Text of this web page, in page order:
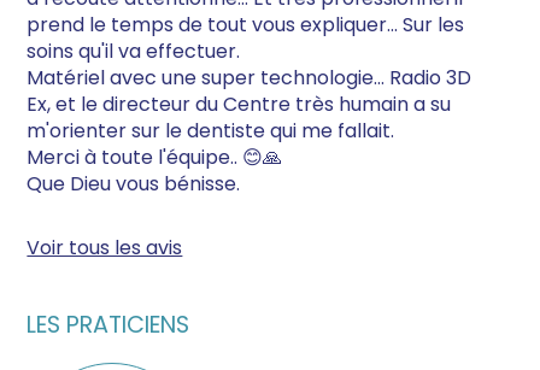
prend le temps de tout vous expliquer... Sur les
soins qu'il va effectuer.
Matériel avec une super technologie... Radio 3D
Ex, et le directeur du Centre très humain a su
m'orienter sur le dentiste qui me fallait.
Merci à toute l'équipe.. 😊🙏
Que Dieu vous bénisse.
Voir tous les avis
LES PRATICIENS